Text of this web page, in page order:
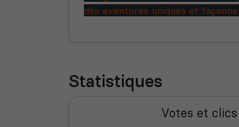
des aventures uniques et
Statistiques
Votes et